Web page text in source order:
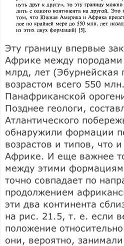
Эту границу впервые
Африке между породами
млрд, лет (Эбурнейская
возрастом всего 550
Панафриканской
Позднее геологи,
Атлантического
обнаружили формации
возрастов и типов, что
Африке. И еще важнее
между этими
точно совпадает по
продолжением
эти два континента
на рис. 21.5, т. е. если
положение
они, вероятно,